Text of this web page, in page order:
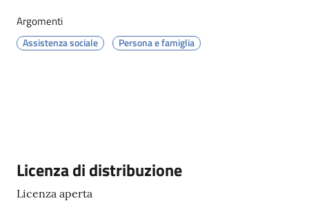
Tutti
gli
argomenti
Argomenti
Assistenza sociale Persona e famiglia
Descrizione
Licenza di distribuzione
Licenza aperta